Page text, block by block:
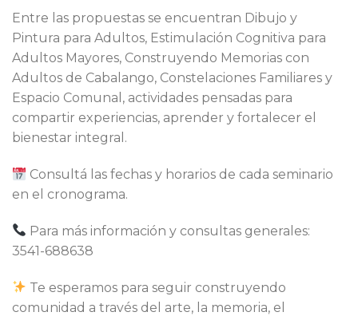
Entre las propuestas se encuentran Dibujo y
Pintura para Adultos, Estimulación Cognitiva para
Adultos Mayores, Construyendo Memorias con
Adultos de Cabalango, Constelaciones Familiares y
Espacio Comunal, actividades pensadas para
compartir experiencias, aprender y fortalecer el
bienestar integral.
Consultá las fechas y horarios de cada seminario
en el cronograma.
Para más información y consultas generales:
3541-688638
Te esperamos para seguir construyendo
comunidad a través del arte, la memoria, el